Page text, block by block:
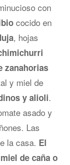
con
cocido en
, hojas
zanahorias
y miel de
y alioli.
asado y
Las
la casa. El
de caña o